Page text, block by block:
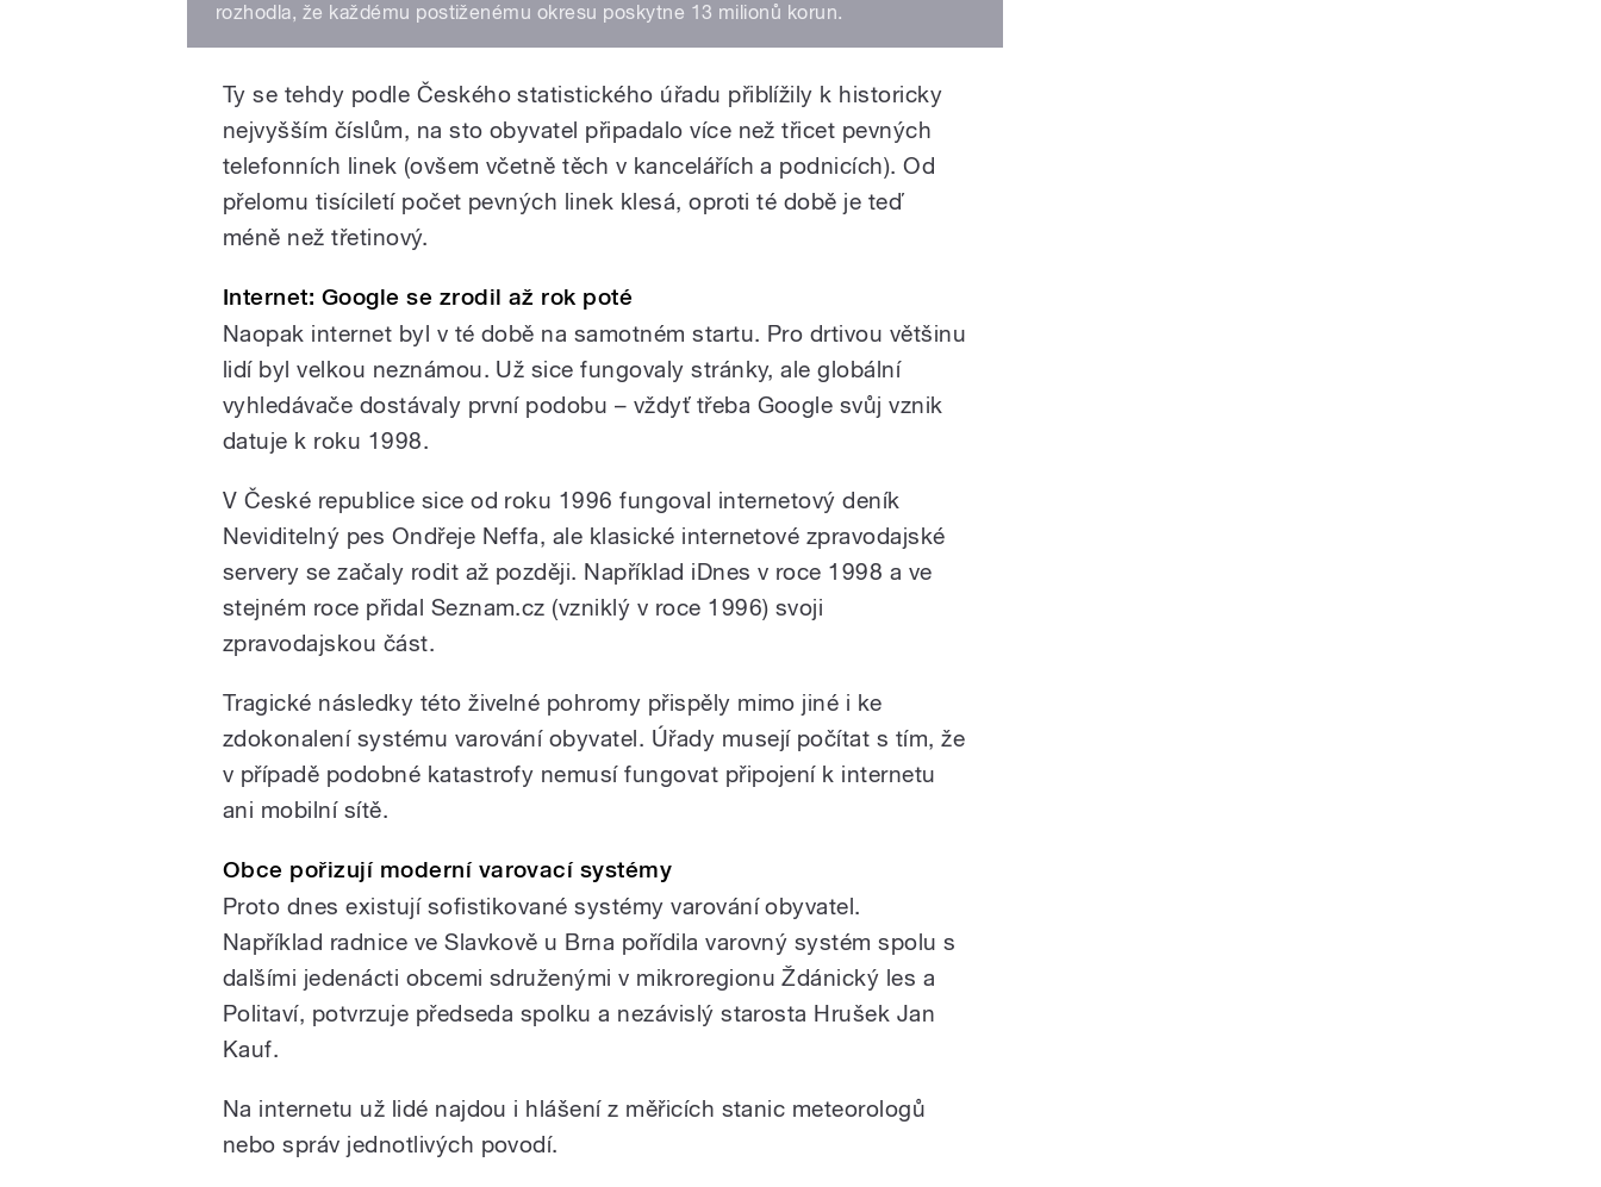
rozhodla, že každému postiženému okresu poskytne 13 milionů korun.
Ty se tehdy podle Českého statistického úřadu přiblížily k historicky
nejvyšším číslům, na sto obyvatel připadalo více než třicet pevných
telefonních linek (ovšem včetně těch v kancelářích a podnicích). Od
přelomu tisíciletí počet pevných linek klesá, oproti té době je teď
méně než třetinový.
Internet: Google se zrodil až rok poté
Naopak internet byl v té době na samotném startu. Pro drtivou většinu
lidí byl velkou neznámou. Už sice fungovaly stránky, ale globální
vyhledávače dostávaly první podobu – vždyť třeba Google svůj vznik
datuje k roku 1998.
V České republice sice od roku 1996 fungoval internetový deník
Neviditelný pes Ondřeje Neffa, ale klasické internetové zpravodajské
servery se začaly rodit až později. Například iDnes v roce 1998 a ve
stejném roce přidal Seznam.cz (vzniklý v roce 1996) svoji
zpravodajskou část.
Tragické následky této živelné pohromy přispěly mimo jiné i ke
zdokonalení systému varování obyvatel. Úřady musejí počítat s tím, že
v případě podobné katastrofy nemusí fungovat připojení k internetu
ani mobilní sítě.
Obce pořizují moderní varovací systémy
Proto dnes existují sofistikované systémy varování obyvatel.
Například radnice ve Slavkově u Brna pořídila varovný systém spolu s
dalšími jedenácti obcemi sdruženými v mikroregionu Ždánický les a
Politaví, potvrzuje předseda spolku a nezávislý starosta Hrušek Jan
Kauf.
Na internetu už lidé najdou i hlášení z měřicích stanic meteorologů
nebo správ jednotlivých povodí.